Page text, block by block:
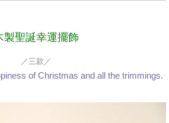
製聖誕幸運擺飾
／三款／
of Christmas and all the trimmings.